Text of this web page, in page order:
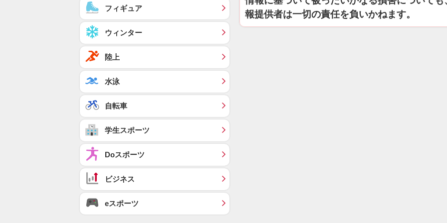
報提供者は一切の責任を負いかねます。
フィギュア
ウィンター
陸上
水泳
自転車
学生スポーツ
Doスポーツ
ビジネス
eスポーツ